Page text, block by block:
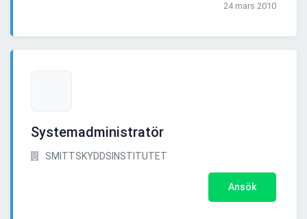
24 mars 2010
Systemadministratör
SMITTSKYDDSINSTITUTET
Ansök